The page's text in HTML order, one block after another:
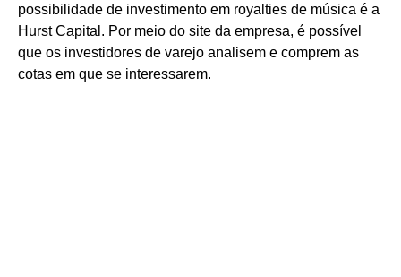
possibilidade de investimento em royalties de música é a
Hurst Capital. Por meio do site da empresa, é possível
que os investidores de varejo analisem e comprem as
cotas em que se interessarem.